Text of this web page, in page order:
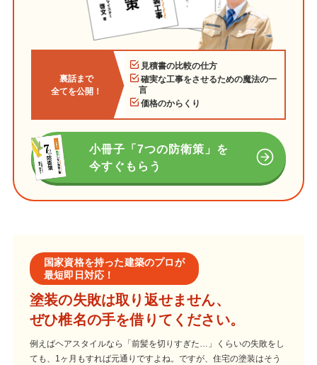
裏話まで
全てを公開！
見積書の比較の仕方
確実な工事をさせるための魔法の一
言
価格のからくり
小冊子「7つの防衛策」を
今すぐもらう
国家資格を持った建築のプロが
最短即日対応！
塗装の失敗は取り返せません、
ぜひ椎名の手を借りてください。
例えばヘアスタイルなら「前髪を切りすぎた…」くらいの失敗をし
ても、1ヶ月もすれば元通りですよね。ですが、住宅の塗装はそう